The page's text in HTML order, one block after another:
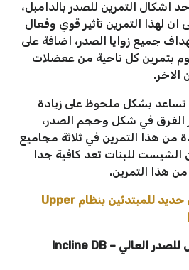
اشكال التمرين للصدر بالدامبل،
ان لهذا التمرين تأثير قوي وفعال
جميع زوايا الصدر، اضافة على
بتمرين كل ناحية من ععضلات
تساعد بشكل ملحوظ على زيادة
الفرق في شكل وحجم الصدر،
من 12 الى 15 عدة من هذا التمرين في ثلاثة مجاميع
للبنات تعد كافية جدا
هذا التمرين.
جدول تمارين حديد للمبتدئين بنظام Upper
3- تمرين الدفع بالدامبل للصدر العالي – Incline DB